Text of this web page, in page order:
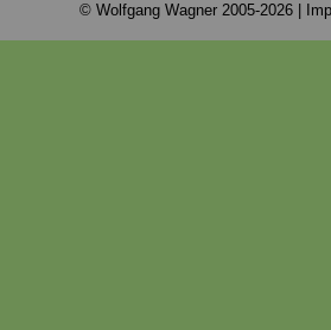
© Wolfgang Wagner 2005-2026 |